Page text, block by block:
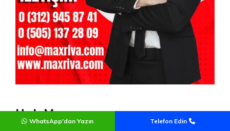
Hızlı Menu
WhatsApp'dan Yazın Telefon Edin